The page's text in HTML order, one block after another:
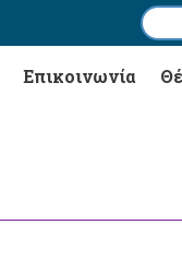
Επικοινωνία